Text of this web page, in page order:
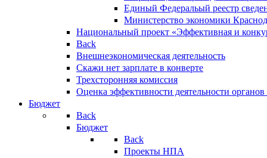
Единый Федеральый реестр
Министерство экономики
Национальный проект «Эффективная и
Back
Внешнеэкономическая деятельность
Скажи нет зарплате в конверте
Трехсторонняя комиссия
Оценка эффективности деятельности
Бюджет
Back
Бюджет
Back
Проекты НПА